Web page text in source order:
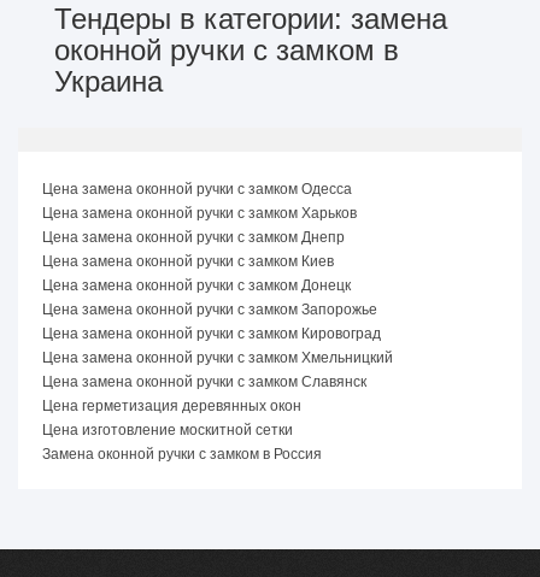
Тендеры в категории: замена
оконной ручки с замком в
Украина
Цена замена оконной ручки с замком Одесса
Цена замена оконной ручки с замком Харьков
Цена замена оконной ручки с замком Днепр
Цена замена оконной ручки с замком Киев
Цена замена оконной ручки с замком Донецк
Цена замена оконной ручки с замком Запорожье
Цена замена оконной ручки с замком Кировоград
Цена замена оконной ручки с замком Хмельницкий
Цена замена оконной ручки с замком Славянск
Цена герметизация деревянных окон
Цена изготовление москитной сетки
Замена оконной ручки с замком в Россия